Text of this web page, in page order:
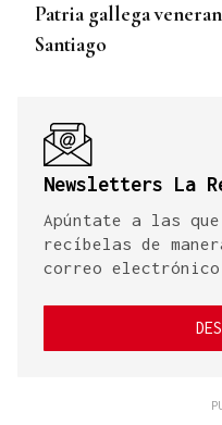
Patria gallega
Santiago
Newsletters La
Apúntate a las
recíbelas de
correo electrónico